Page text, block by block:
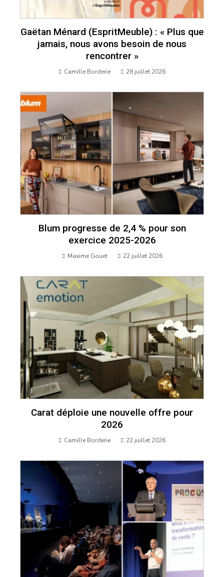
Gaëtan Ménard (EspritMeuble) : « Plus que
jamais, nous avons besoin de nous
rencontrer »
Camille Borderie 28 juillet 2026
Blum progresse de 2,4 % pour son
exercice 2025-2026
Maxime Gouet 22 juillet 2026
Carat déploie une nouvelle offre pour
2026
Camille Borderie 22 juillet 2026